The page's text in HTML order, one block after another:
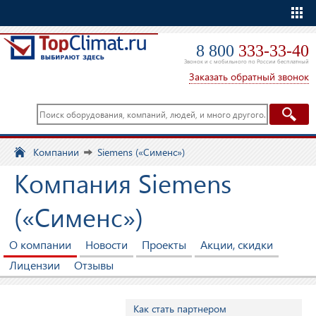
8 800 333-33-40
Звонок и с мобильного по России бесплатный
Заказать обратный звонок
Компании Siemens («Сименс»)
Компания Siemens
(«Сименс»)
О компании Новости Проекты
Акции, скидки
Лицензии
Отзывы
Как стать партнером